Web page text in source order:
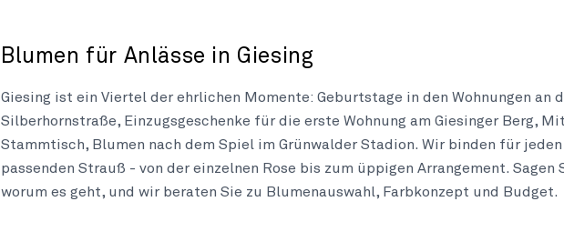
Blumen für Anlässe in Giesing
Giesing ist ein Viertel der ehrlichen Momente: Geburtstage in den Wohnungen an
Silberhornstraße, Einzugsgeschenke für die erste Wohnung am Giesinger Berg,
Stammtisch, Blumen nach dem Spiel im Grünwalder Stadion. Wir binden für jeden
passenden Strauß - von der einzelnen Rose bis zum üppigen Arrangement. Sagen
worum es geht, und wir beraten Sie zu Blumenauswahl, Farbkonzept und Budget.